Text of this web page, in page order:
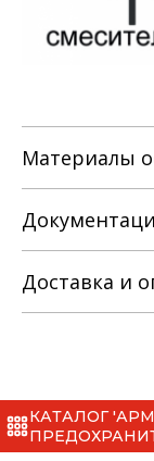
Материалы
РЭ на
Доставка и
КАТАЛОГ